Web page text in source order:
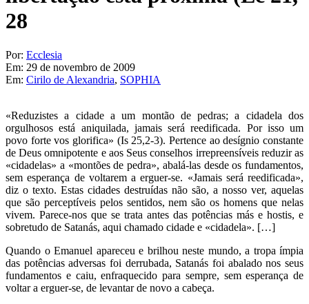
28
Por: Ecclesia
Em: 29 de novembro de 2009
Em: Cirilo de Alexandria, SOPHIA
«Reduzistes a cidade a um montão de pedras; a cidadela dos
orgulhosos está aniquilada, jamais será reedificada. Por isso um
povo forte vos glorifica» (Is 25,2-3). Pertence ao desígnio constante
de Deus omnipotente e aos Seus conselhos irrepreensíveis reduzir as
«cidadelas» a «montões de pedra», abalá-las desde os fundamentos,
sem esperança de voltarem a erguer-se. «Jamais será reedificada»,
diz o texto. Estas cidades destruídas não são, a nosso ver, aquelas
que são perceptíveis pelos sentidos, nem são os homens que nelas
vivem. Parece-nos que se trata antes das potências más e hostis, e
sobretudo de Satanás, aqui chamado cidade e «cidadela». […]
Quando o Emanuel apareceu e brilhou neste mundo, a tropa ímpia
das potências adversas foi derrubada, Satanás foi abalado nos seus
fundamentos e caiu, enfraquecido para sempre, sem esperança de
voltar a erguer-se, de levantar de novo a cabeça.